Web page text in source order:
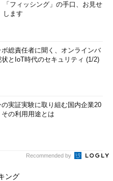
「フィッシング」の手口、お見せ
します
総責任者に聞く、オンラインバ
とIoT時代のセキュリティ (1/2)
実証実験に取り組む国内企業20
の利用用途とは
Recommended by
ング